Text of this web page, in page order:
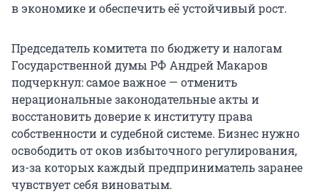
в экономике и обеспечить её устойчивый рост.
Председатель комитета по бюджету и налогам
Государственной думы РФ Андрей Макаров
подчеркнул: самое важное — отменить
нерациональные законодательные акты и
восстановить доверие к институту права
собственности и судебной системе. Бизнес нужно
освободить от оков избыточного регулирования,
из-за которых каждый предприниматель заранее
чувствует себя виноватым.